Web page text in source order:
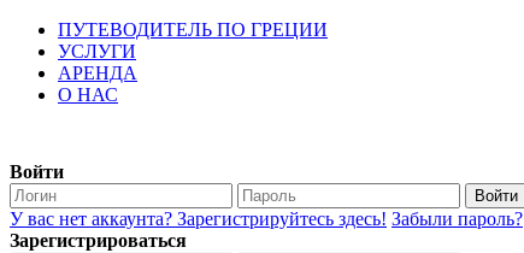
ПУТЕВОДИТЕЛЬ ПО ГРЕЦИИ
УСЛУГИ
АРЕНДА
О НАС
Войти
Войти
У вас нет аккаунта? Зарегистрируйтесь здесь! Забыли пароль?
Зарегистрироваться